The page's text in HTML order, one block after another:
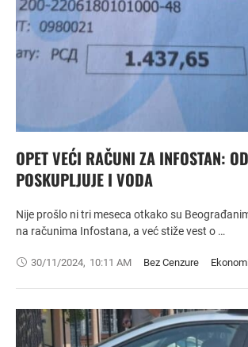
OPET VEĆI RAČUNI ZA INFOSTAN:
POSKUPLJUJE I VODA
Nije prošlo ni tri meseca otkako su
na računima Infostana, a već stiže vest o …
30/11/2024, 10:11 AM Bez Cenzure